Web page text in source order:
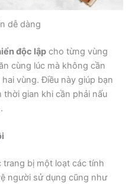
dễ dàng
độc lập cho từng vùng
cùng lúc mà không cần
vùng. Điều này giúp bạn
thời gian khi cần phải nấu
trang bị một loạt các tính
người sử dụng cũng như